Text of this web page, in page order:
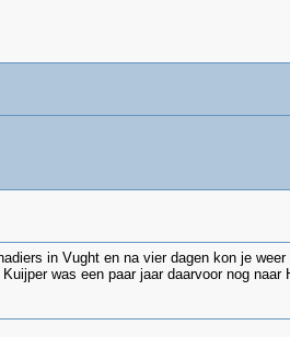
in Vught en na vier dagen kon je
was een paar jaar daarvoor nog